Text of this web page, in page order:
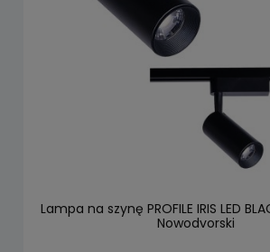
Lampa na szynę PROFILE IRIS LED
Nowodvorski